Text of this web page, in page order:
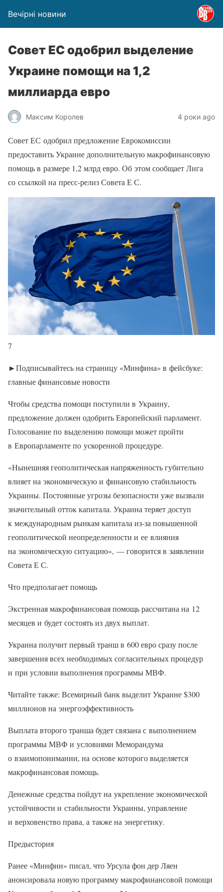
Вечірні новини
​Совет ЕС одобрил выделение
Украине помощи на 1,2
миллиарда евро
Максим Королев 4 роки ago
Совет ЕС одобрил предложение Еврокомиссии
предоставить Украине дополнительную макрофинансовую
помощь в размере 1,2 млрд евро. Об этом сообщает Лига
со ссылкой на пресс-релиз Совета Е С.
7
►Подписывайтесь на страницу «Минфина» в фейсбуке:
главные финансовые новости
Чтобы средства помощи поступили в Украину,
предложение должен одобрить Европейский парламент.
Голосование по выделению помощи может пройти
в Европарламенте по ускоренной процедуре.
«Нынешняя геополитическая напряженность губительно
влияет на экономическую и финансовую стабильность
Украины. Постоянные угрозы безопасности уже вызвали
значительный отток капитала. Украина теряет доступ
к международным рынкам капитала из-за повышенной
геополитической неопределенности и ее влияния
на экономическую ситуацию», — говорится в заявлении
Совета Е С.
Что предполагает помощь
Экстренная макрофинансовая помощь рассчитана на 12
месяцев и будет состоять из двух выплат.
Украина получит первый транш в 600 евро сразу после
завершения всех необходимых согласительных процедур
и при условии выполнения программы МВФ.
Читайте также: Всемирный банк выделит Украине $300
миллионов на энергоэффективность
Выплата второго транша будет связана с выполнением
программы МВФ и условиями Меморандума
о взаимопонимании, на основе которого выделяется
макрофинансовая помощь.
Денежные средства пойдут на укрепление экономической
устойчивости и стабильности Украины, управление
и верховенство права, а также на энергетику.
Предыстория
Ранее «Минфин» писал, что Урсула фон дер Ляен
анонсировала новую программу макрофинансовой помощи